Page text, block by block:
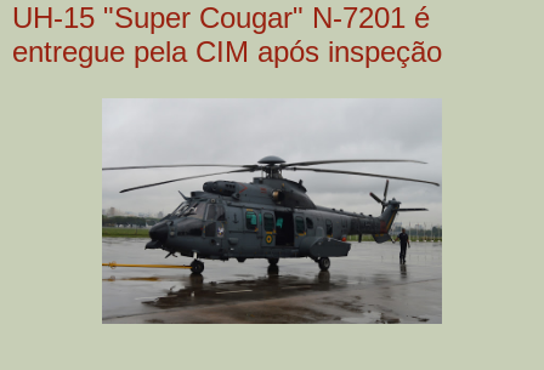
UH-15 "Super Cougar" N-7201 é
entregue pela CIM após inspeção